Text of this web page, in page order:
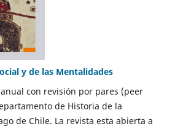
y de las Mentalidades
con revisión por pares (peer
de Historia de la
de Chile. La revista esta abierta a